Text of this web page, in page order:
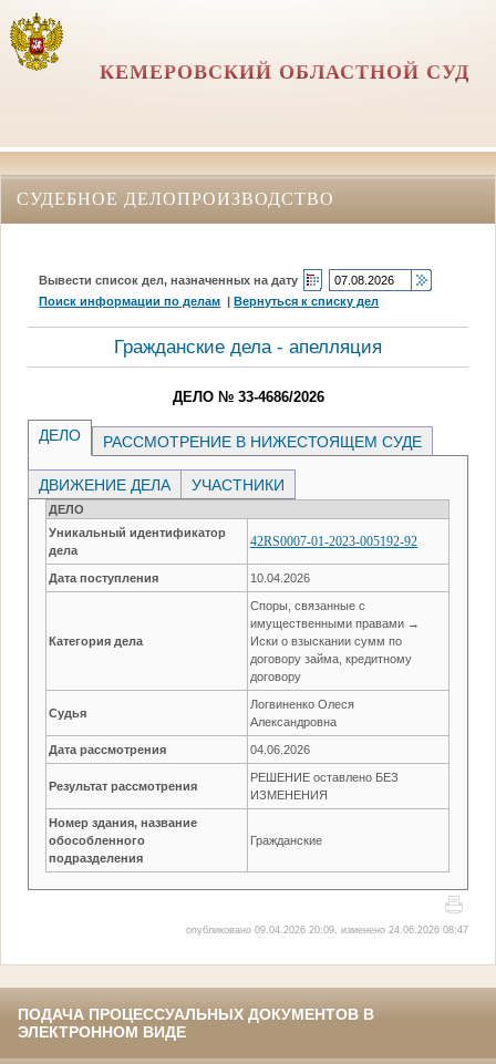
КЕМЕРОВСКИЙ ОБЛАСТНОЙ СУД
СУДЕБНОЕ ДЕЛОПРОИЗВОДСТВО
Вывести список дел, назначенных на дату
Поиск информации по делам |Вернуться к списку дел
Гражданские дела - апелляция
ДЕЛО № 33-4686/2026
ДЕЛО РАССМОТРЕНИЕ В НИЖЕСТОЯЩЕМ СУДЕ
ДВИЖЕНИЕ ДЕЛА УЧАСТНИКИ
ДЕЛО
Уникальный идентификатор
дела
42RS0007-01-2023-005192-92
Дата поступления 10.04.2026
Категория дела
Споры, связанные с
имущественными правами →
Иски о взыскании сумм по
договору займа, кредитному
договору
Судья
Логвиненко Олеся
Александровна
Дата рассмотрения 04.06.2026
Результат рассмотрения
РЕШЕНИЕ оставлено БЕЗ
ИЗМЕНЕНИЯ
Номер здания, название
обособленного
подразделения
Гражданские
опубликовано 09.04.2026 20:09, изменено 24.06.2026 08:47
ПОДАЧА ПРОЦЕССУАЛЬНЫХ ДОКУМЕНТОВ В
ЭЛЕКТРОННОМ ВИДЕ